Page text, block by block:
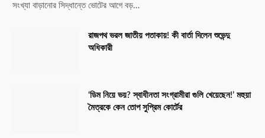
সংখ্যা বাড়ানোর সিদ্ধান্তে ভোটের আগে বড়…
রাজপথ ভরল জাতীয় পতাকায়! কী বার্তা দিলেন শুভেন্দু
অধিকারী
‘ডিম নিয়ে ভয়? স্বাধীনতা সংগ্রামীরা গুলি খেয়েছেন!’ মহুয়া
মৈত্রকে কেন তোপ সুপ্রিম কোর্টের